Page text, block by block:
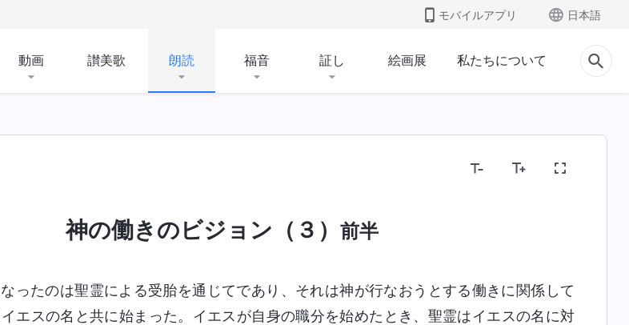
モバイルアプリ 日本語
動画 讃美歌 朗読 福音 証し 絵画展 私たちについて
神の働きのビジョン（３） 前半
ったのは聖霊による受胎を通じてであり、それは神が行なおうとする働きに関係して
エスの名と共に始まった。イエスが自身の職分を始めたとき、聖霊はイエスの名に対